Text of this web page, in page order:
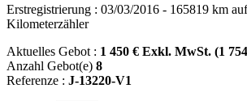
Erstregistrierung : 03/03/2016 - 165819 km
Kilometerzähler
Aktuelles Gebot : 1 450 € Exkl. MwSt. (1
Anzahl Gebot(e) 8
Referenze : J-13220-V1